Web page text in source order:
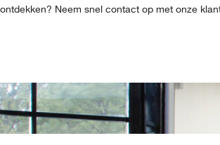
ontdekken? Neem snel contact op met onze